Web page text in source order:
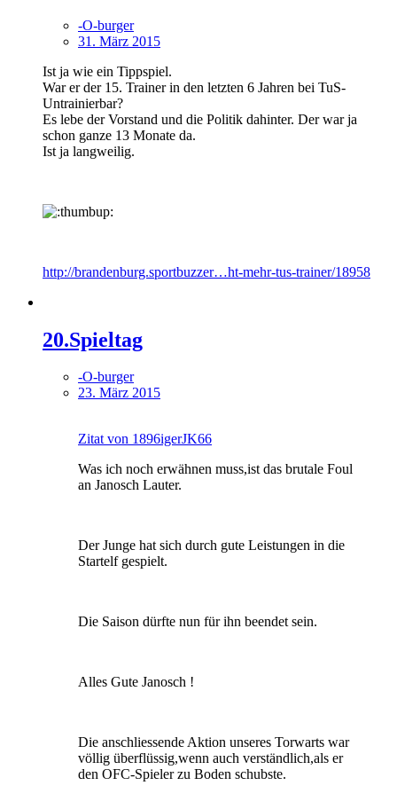
-O-burger
31. März 2015
Ist ja wie ein Tippspiel.
War er der 15. Trainer in den letzten 6 Jahren bei TuS-
Untrainierbar?
Es lebe der Vorstand und die Politik dahinter. Der war ja
schon ganze 13 Monate da.
Ist ja langweilig.
http://brandenburg.sportbuzzer…ht-mehr-tus-trainer/18958
20.Spieltag
-O-burger
23. März 2015
Zitat von 1896igerJK66
Was ich noch erwähnen muss,ist das brutale Foul
an Janosch Lauter.
Der Junge hat sich durch gute Leistungen in die
Startelf gespielt.
Die Saison dürfte nun für ihn beendet sein.
Alles Gute Janosch !
Die anschliessende Aktion unseres Torwarts war
völlig überflüssig,wenn auch verständlich,als er
den OFC-Spieler zu Boden schubste.